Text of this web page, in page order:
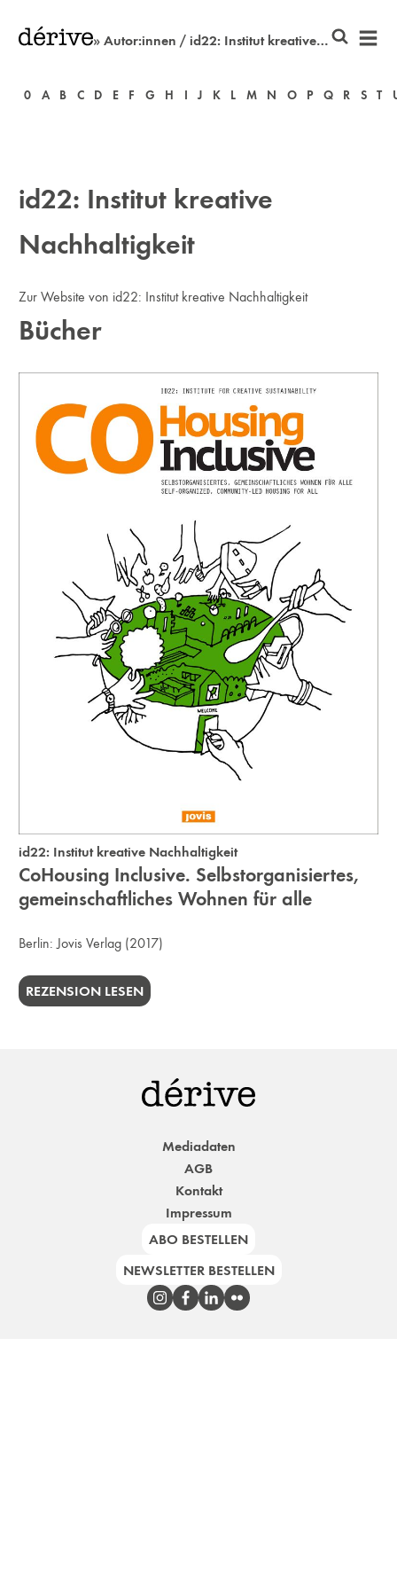
» Autor:innen / id22: Institut kreative Nachhaltigkeit
0 A B C D E F G H I J K L M N O P Q R S T
id22: Institut kreative
Nachhaltigkeit
Zur Website von id22: Institut kreative Nachhaltigkeit
Bücher
id22: Institut kreative Nachhaltigkeit
CoHousing Inclusive. Selbstorganisiertes,
gemeinschaftliches Wohnen für alle
Berlin:Jovis Verlag (2017)
REZENSION LESEN
Mediadaten
AGB
Kontakt
Impressum
ABO BESTELLEN
NEWSLETTER BESTELLEN